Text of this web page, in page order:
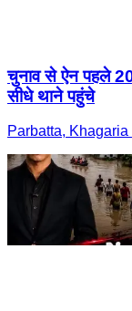
चुनाव से ऐन पहले 20
सीधे थाने पहुंचे
Parbatta,